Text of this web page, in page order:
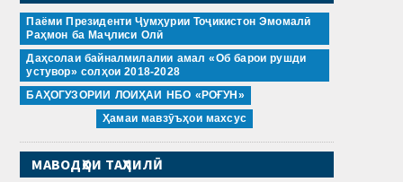
Паёми Президенти Ҷумҳурии Тоҷикистон Эмомалӣ
Раҳмон ба Маҷлиси Олӣ
Даҳсолаи байналмилалии амал «Об барои рушди
устувор» солҳои 2018-2028
БАҲОГУЗОРИИ ЛОИҲАИ НБО «РОҒУН»
Ҳамаи мавзӯъҳои махсус
МАВОДҲОИ ТАҲЛИЛӢ